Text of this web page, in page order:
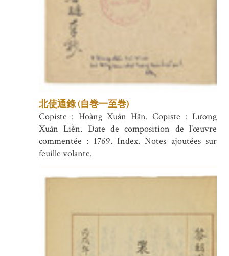
北使通錄 (自巻一至巻)
Copiste : Hoàng Xuân Hãn. Copiste : Lương
Xuân Liễn. Date de composition de l'œuvre
commentée : 1769. Index. Notes ajoutées sur
feuille volante.